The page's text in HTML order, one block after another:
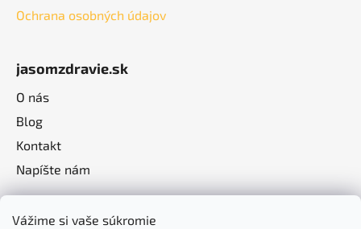
Vážime si vaše súkromie
Ochrana osobných údajov
jasomzdravie.sk
O nás
Blog
Kontakt
Napíšte nám